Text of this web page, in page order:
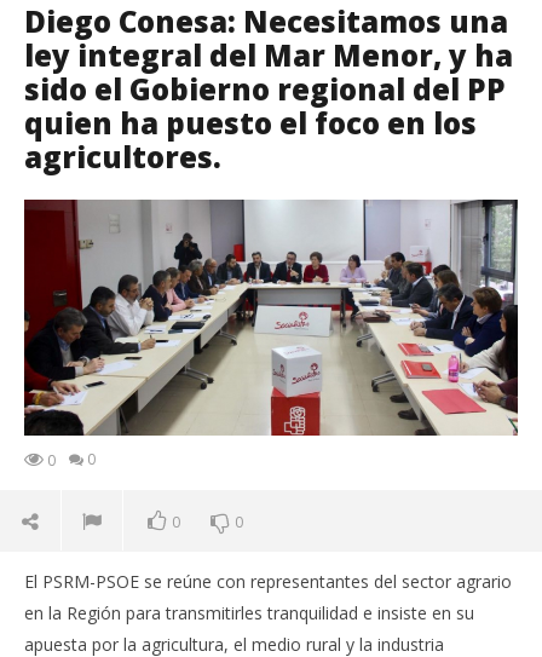
Diego Conesa: Necesitamos una
ley integral del Mar Menor, y ha
sido el Gobierno regional del PP
quien ha puesto el foco en los
agricultores.
0 0
0 0
El PSRM-PSOE se reúne con representantes del sector agrario
en la Región para transmitirles tranquilidad e insiste en su
apuesta por la agricultura, el medio rural y la industria